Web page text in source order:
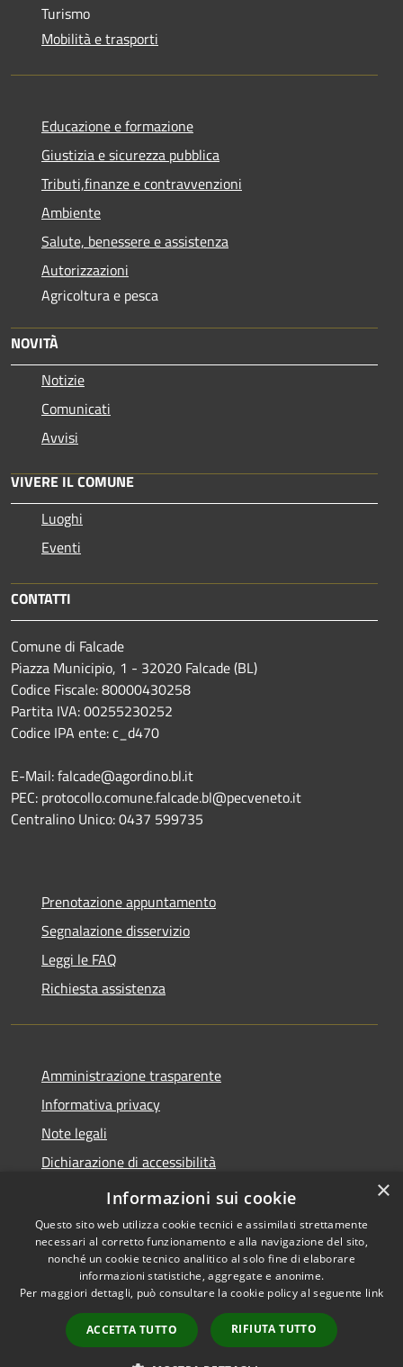
Turismo
Mobilità e trasporti
Educazione e formazione
Giustizia e sicurezza pubblica
Tributi,finanze e contravvenzioni
Ambiente
Salute, benessere e assistenza
Autorizzazioni
Agricoltura e pesca
NOVITÀ
Notizie
Comunicati
Avvisi
VIVERE IL COMUNE
Luoghi
Eventi
CONTATTI
Comune di Falcade
Piazza Municipio, 1 - 32020 Falcade (BL)
Codice Fiscale: 80000430258
Partita IVA: 00255230252
Codice IPA ente: c_d470
E-Mail: falcade@agordino.bl.it
PEC: protocollo.comune.falcade.bl@pecveneto.it
Centralino Unico: 0437 599735
Prenotazione appuntamento
Segnalazione disservizio
Leggi le FAQ
Richiesta assistenza
Amministrazione trasparente
Informativa privacy
Note legali
Dichiarazione di accessibilità
Dichiarazione di accessibilità App Municipium
Accessibilità
Copyright © 2026 • Comune di
Falcade • Powered by
Municipium•
Accesso
redazione
×
Informazioni sui cookie
Questo sito web utilizza cookie tecnici e assimilati strettamente
necessari al corretto funzionamento e alla navigazione del sito,
nonché un cookie tecnico analitico al solo fine di elaborare
informazioni statistiche, aggregate e anonime.
Per maggiori dettagli, può consultare la cookie policy al seguente link
ACCETTA TUTTO RIFIUTA TUTTO